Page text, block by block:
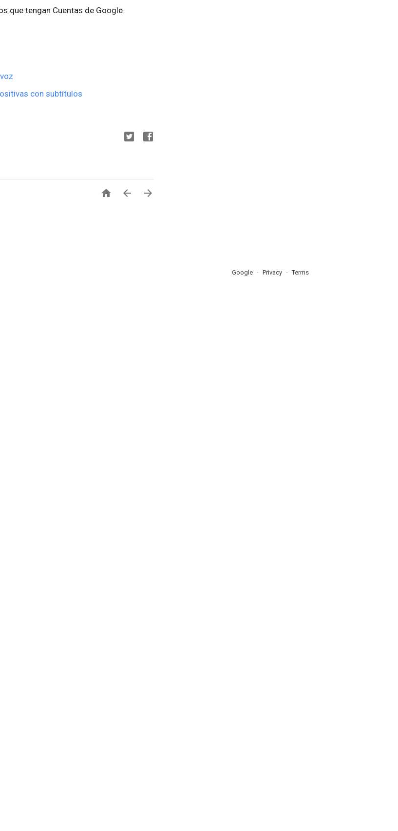
que tengan Cuentas de Google
con subtítulos
  
Google Privacy Terms